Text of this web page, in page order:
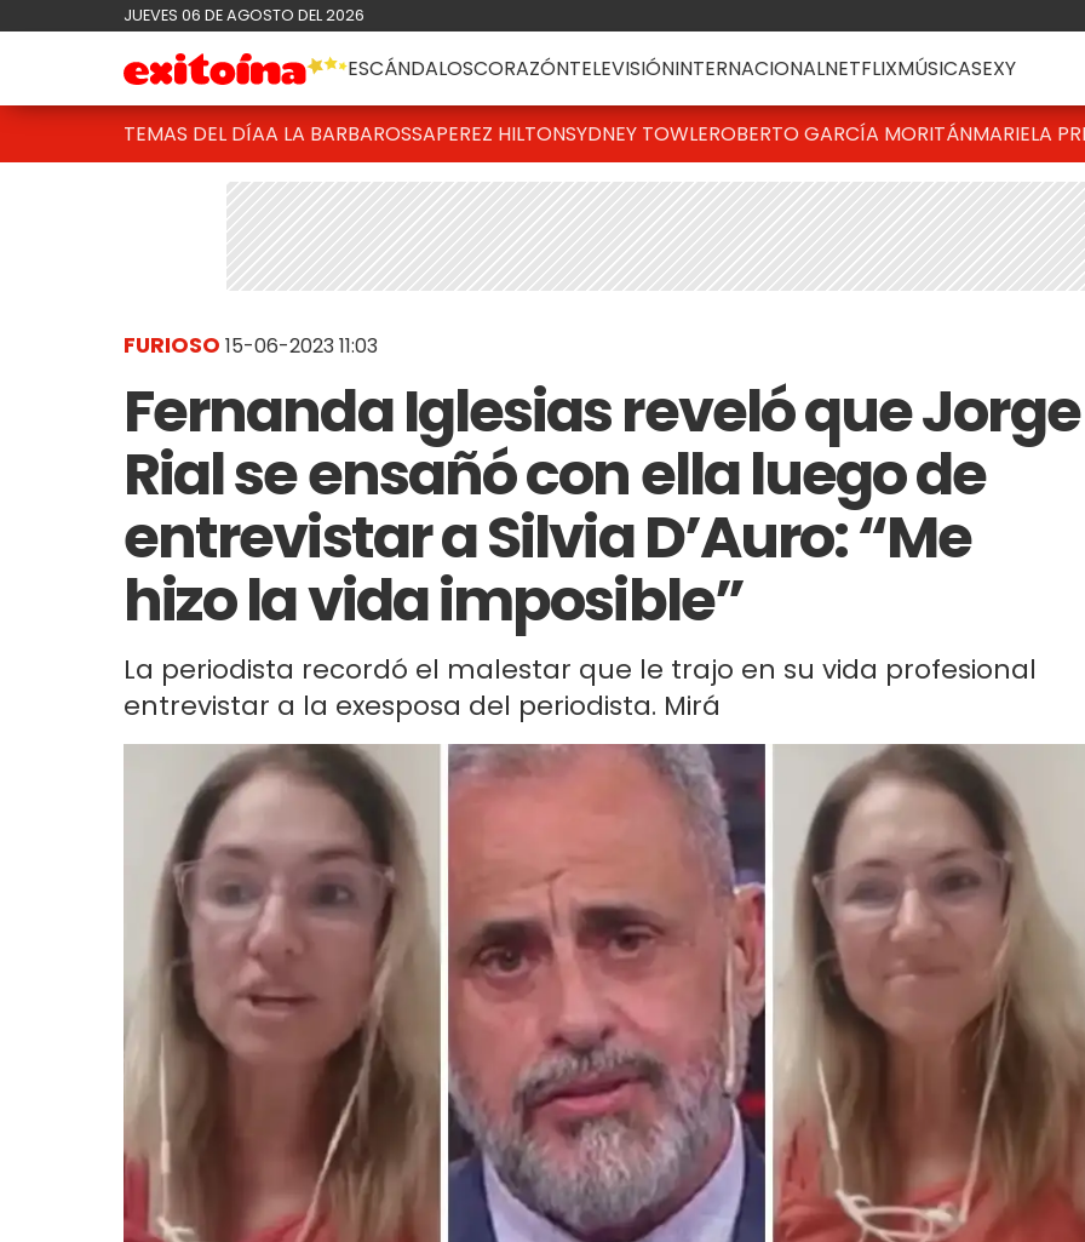
JUEVES 06 DE AGOSTO DEL 2026
ESCÁNDALOSCORAZÓNTELEVISIÓNINTERNACIONALNETFLIXMÚSICASEXY
TEMAS DEL DÍAA LA BARBAROSSAPEREZ HILTONSYDNEY TOWLEROBERTO GARCÍA MORITÁNMARIELA
FURIOSO 15-06-2023 11:03
Fernanda Iglesias reveló que Jorge
Rial se ensañó con ella luego de
entrevistar a Silvia D’Auro: “Me
hizo la vida imposible”
La periodista recordó el malestar que le trajo en su vida profesional
entrevistar a la exesposa del periodista. Mirá